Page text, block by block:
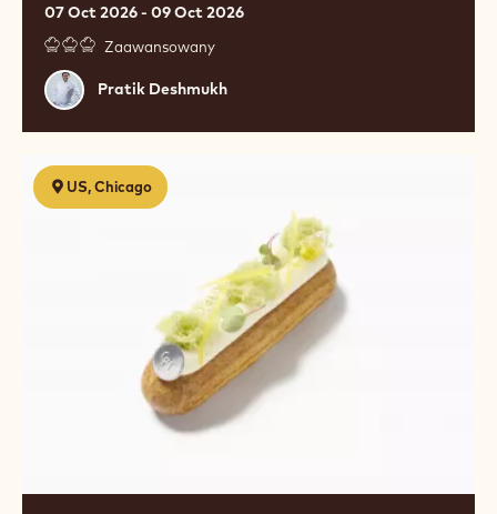
07 Oct 2026 - 09 Oct 2026
Zaawansowany
Pratik
Deshmukh
Pratik Deshmukh
US, Chicago
Classic
Desserts